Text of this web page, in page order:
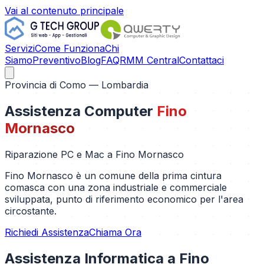
Vai al contenuto principale
ServiziCome FunzionaChi
SiamoPreventivoBlogFAQRMM CentralContattaci
Provincia di Como — Lombardia
Assistenza Computer Fino
Mornasco
Riparazione PC e Mac a Fino Mornasco
Fino Mornasco è un comune della prima cintura
comasca con una zona industriale e commerciale
sviluppata, punto di riferimento economico per l'area
circostante.
Richiedi AssistenzaChiama Ora
Assistenza Informatica a Fino